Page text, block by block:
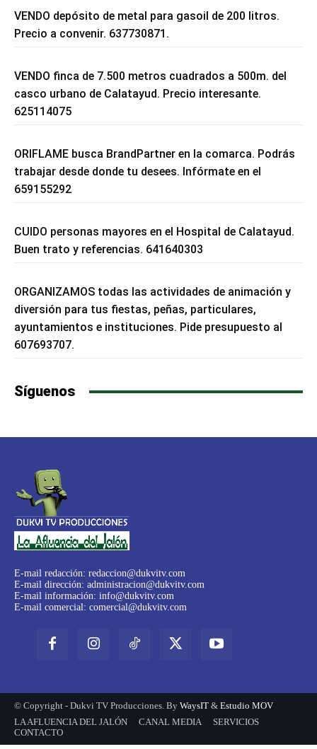
VENDO depósito de metal para gasoil de 200 litros.
Precio a convenir. 637730871.
VENDO finca de 7.500 metros cuadrados a 500m. del
casco urbano de Calatayud. Precio interesante.
625114075
ORIFLAME busca BrandPartner en la comarca. Podrás
trabajar desde donde tu desees. Infórmate en el
659155292
CUIDO personas mayores en el Hospital de Calatayud.
Buen trato y referencias. 641640303
ORGANIZAMOS todas las actividades de animación y
diversión para tus fiestas, peñas, particulares,
ayuntamientos e instituciones. Pide presupuesto al
607693707.
Síguenos
E-mail redacción: redaccion@dukvitv.com
E-mail dirección: administracion@dukvitv.com
E-mail información: info@dukvitv.com
E-mail comercial: comercial@dukvitv.com
© Copyright - Dukvi TV Producciones. By WaysIT & Estudio MOV
LA AFLUENCIA DEL JALÓN
CANAL MEDIA
SERVICIOS
CONTACTO